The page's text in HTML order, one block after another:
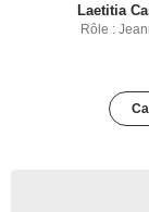
Laetitia
Rôle :